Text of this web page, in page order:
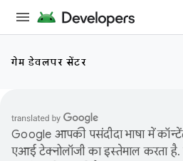
गेम डेवलपर सेंटर
Google आपकी पसंदीदा भाषा में
एआई टेक्नोलॉजी का इस्तेमाल करता